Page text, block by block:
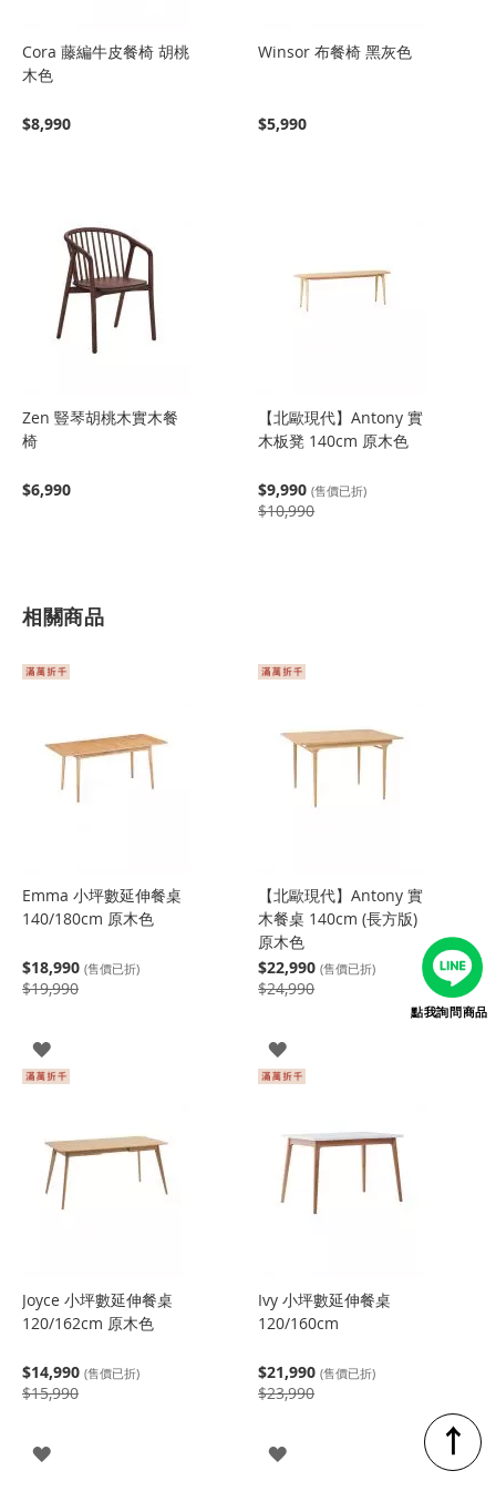
Cora 藤編牛皮餐椅 胡桃
木色
$8,990
Winsor 布餐椅 黑灰色
$5,990
Zen 豎琴胡桃木實木餐
椅
$6,990
【北歐現代】Antony 實
木板凳 140cm 原木色
$9,990 (售價已折)
$10,990
相關商品
Emma 小坪數延伸餐桌
140/180cm 原木色
$18,990 (售價已折)
$19,990
登
入
【北歐現代】Antony 實
木餐桌 140cm (長方版)
原木色
$22,990 (售價已折)
$24,990
登
入
Joyce 小坪數延伸餐桌
120/162cm 原木色
$14,990 (售價已折)
$15,990
登
Ivy 小坪數延伸餐桌
120/160cm
$21,990 (售價已折)
$23,990
登
↑
點我詢問商品